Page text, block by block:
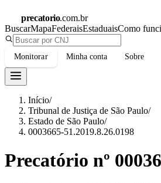
precatorio.com.br
BuscarMapaFederaisEstaduaisComo
Monitorar Minha conta Sobre
Início/
Tribunal de Justiça de São Paulo/
Estado de São Paulo/
0003665-51.2019.8.26.0198
Precatório nº